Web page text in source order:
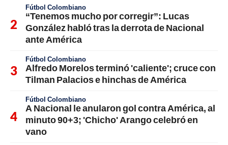
Fútbol Colombiano
“Tenemos mucho por corregir”: Lucas
González habló tras la derrota de Nacional
ante América
Fútbol Colombiano
Alfredo Morelos terminó 'caliente'; cruce con
Tilman Palacios e hinchas de América
Fútbol Colombiano
A Nacional le anularon gol contra América, al
minuto 90+3; 'Chicho' Arango celebró en
vano